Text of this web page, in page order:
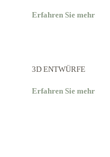
Erfahren Sie mehr
3D ENTWÜRFE
Erfahren Sie mehr